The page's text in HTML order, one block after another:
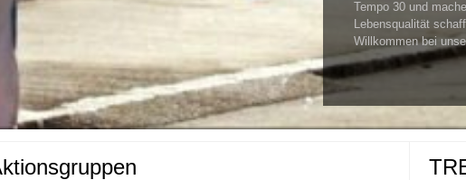
Tempo 30 und
Lebensqualität
Willkommen bei